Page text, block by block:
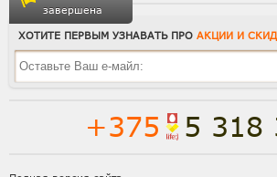
завершена
ХОТИТЕ ПЕРВЫМ УЗНАВАТЬ ПРО АКЦИИ И
+375 5 318